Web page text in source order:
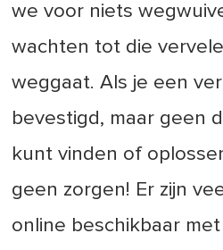
we voor niets
wachten tot die
weggaat. Als je een
bevestigd, maar geen
kunt vinden of
geen zorgen! Er zijn
online beschikbaar